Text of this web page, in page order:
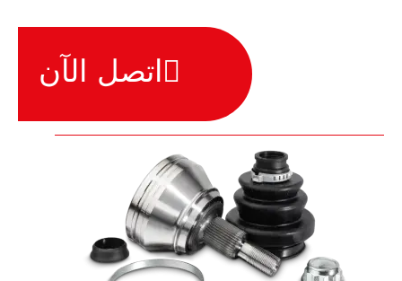
اتصل الآن